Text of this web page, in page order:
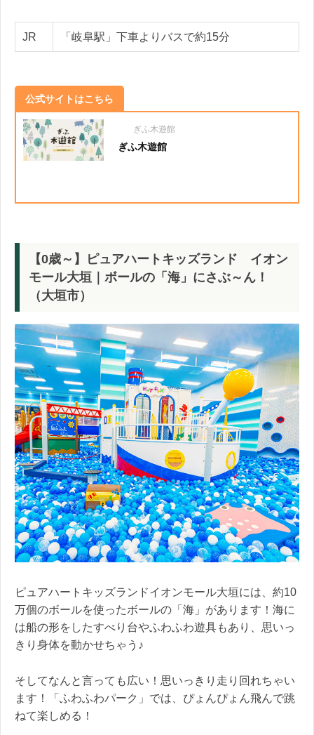
JR 「岐阜駅」下車よりバスで約15分
公式サイトはこちら
ぎふ木遊館
ぎふ木遊館
【0歳～】ピュアハートキッズランド イオン
モール大垣｜ボールの「海」にさぶ～ん！
（大垣市）
ピュアハートキッズランドイオンモール大垣には、約10
万個のボールを使ったボールの「海」があります！海に
は船の形をしたすべり台やふわふわ遊具もあり、思いっ
きり身体を動かせちゃう♪
そしてなんと言っても広い！思いっきり走り回れちゃい
ます！「ふわふわパーク」では、ぴょんぴょん飛んで跳
ねて楽しめる！